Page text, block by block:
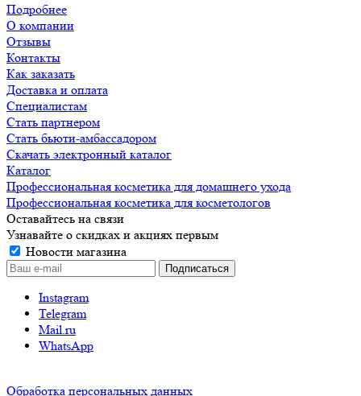
Подробнее
О компании
Отзывы
Контакты
Как заказать
Доставка и оплата
Специалистам
Стать партнером
Стать бьюти-амбассадором
Скачать электронный каталог
Каталог
Профессиональная косметика для домашнего ухода
Профессиональная косметика для косметологов
Оставайтесь на связи
Узнавайте о скидках и акциях первым
Новости магазина
Instagram
Telegram
Mail.ru
WhatsApp
Обработка персональных данных